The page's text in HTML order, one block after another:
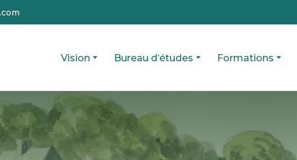
Vision Bureau d’études Formations